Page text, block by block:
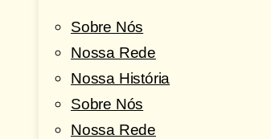
Sobre Nós
Nossa Rede
Nossa História
Sobre Nós
Nossa Rede